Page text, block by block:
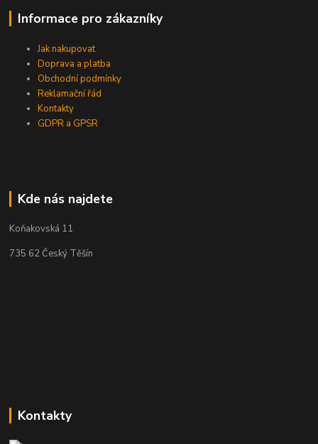
Informace pro zákazníky
Jak nakupovat
Doprava a platba
Obchodní podmínky
Reklamační řád
Kontakty
GDPR a GPSR
Kde nás najdete
Koňakovská 11
735 62 Český Těšín
Kontakty